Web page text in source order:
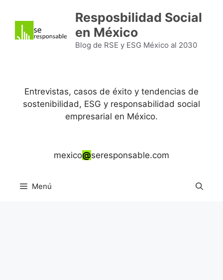
contenido
Resposbilidad Social
en México
Blog de RSE y ESG México al 2030
Entrevistas, casos de éxito y tendencias de
sostenibilidad, ESG y responsabilidad social
empresarial en México.
mexico@seresponsable.com
Menú